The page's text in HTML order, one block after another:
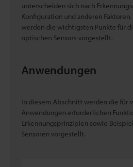
unterscheiden sich nach
Konfiguration und anderen
werden die wichtigsten Punkte für
optischen Sensors vorgestellt.
Anwendungen
In diesem Abschnitt werden die für
Anwendungen erforderlichen
Erkennungsprinzipien sowie
Sensoren vorgestellt.